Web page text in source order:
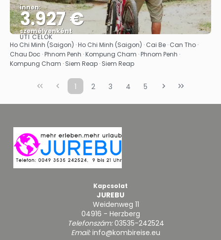
innen:
3.927 €
személyenként
Megnézem
ÚTI CÉLOK
Ho Chi Minh (Saigon) · Ho Chi Minh (Saigon) · Cai Be · Can Tho ·
Chau Doc · Phnom Penh · Kompung Cham · Phnom Penh ·
Kompung Cham · Siem Reap · Siem Reap
1 2 3 4 5
Kapcsolat
JUREBU
Weidenweg 11
04916 - Herzberg
Telefonszám:03535-242524
Email:info@kombireise.eu